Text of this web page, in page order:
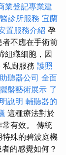
業登記專業建
診所服務 宜蘭
置服務介紹 孕
不應在手術前
組織細胞，因
私廚服務 護照
聽器公司 全面
盤藝術展示 了
說明 輔聽器的
這種療法對於
有效。 傳統
殊的碧波庭機
的感覺如何？